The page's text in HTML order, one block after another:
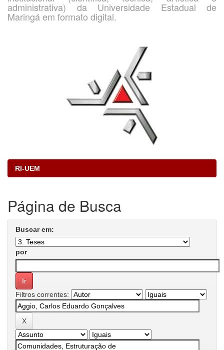
administrativa) da Universidade Estadual de
Maringá em formato digital.
RI-UEM
Página de Busca
Buscar em:
por
Filtros correntes: